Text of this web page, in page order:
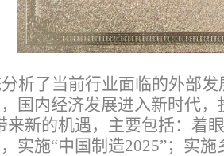
析了当前行业面临的外部
国内经济发展进入新时代
来新的机遇，主要包括：着
实施“中国制造2025”；实